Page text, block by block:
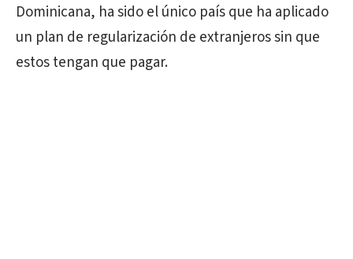
Dominicana, ha sido el único país que ha aplicado
un plan de regularización de extranjeros sin que
estos tengan que pagar.